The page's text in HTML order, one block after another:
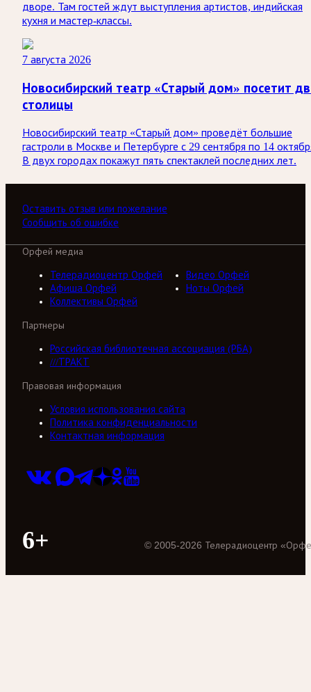
дворе. Там гостей ждут выступления артистов, индийская
кухня и мастер-классы.
7 августа 2026
Новосибирский театр «Старый дом» посетит
столицы
Новосибирский театр «Старый дом» проведёт большие
гастроли в Москве и Петербурге с 29 сентября по 14
В двух городах покажут пять спектаклей последних лет.
Оставить отзыв или пожелание
Сообщить об ошибке
Орфей медиа
Телерадиоцентр Орфей
Видео Орфей
Афиша Орфей
Ноты Орфей
Коллективы Орфей
Партнеры
Российская библиотечная ассоциация (РБА)
///ТРАКТ
Правовая информация
Условия использования сайта
Политика конфиденциальности
Контактная информация
6+ © 2005-2026 Телерадиоцентр